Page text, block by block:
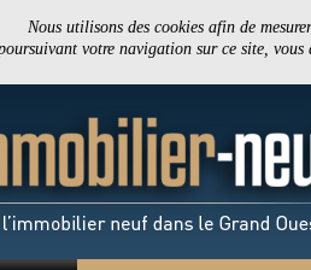
Nous utilisons des cookies afin de
votre navigation sur ce site,